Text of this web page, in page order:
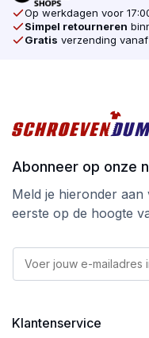
Op werkdagen voor
Simpel retourneren
Gratis verzending
Abonneer op onze
Meld je hieronder
eerste op de hoogte
a
*
E
m
lKlantenservice